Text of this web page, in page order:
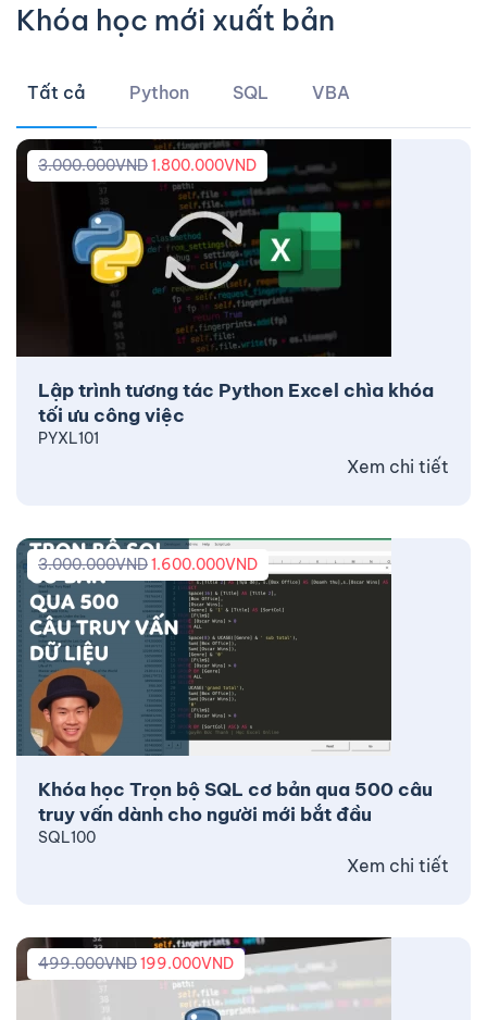
Khóa học mới xuất bản
Tất cả Python SQL VBA
Lập trình tương tác Python Excel chìa khóa
tối ưu công việc
3.000.000VND1.800.000VND
PYXL101
Xem chi tiết
Khóa học Trọn bộ SQL cơ bản qua 500 câu
truy vấn dành cho người mới bắt đầu
3.000.000VND1.600.000VND
SQL100
Xem chi tiết
499.000VND199.000VND